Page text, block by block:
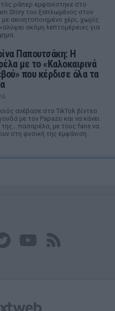
ράπερ εμφανίστηκε στο
Story του ξαπλωμένος στον
ακινητοποιημένο χέρι, χωρίς
ακόμη λεπτομέρειες για
Παπουτσάκη: Η
με το «Καλοκαιρινά
που κέρδισε όλα τα
ανέβασε στο TikTok βίντεο
με τον Papazo και να κάνει
της... πασαρέλα, με τους fans να
στη φυσική της εμφάνιση.